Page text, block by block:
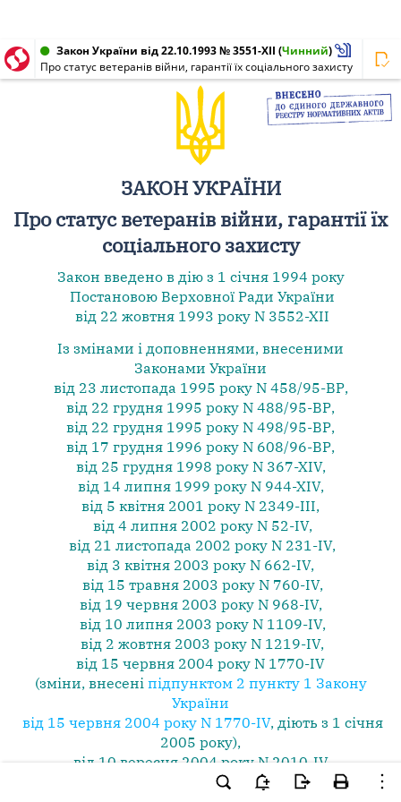
Закон України від 22.10.1993 № 3551-XII (Чинний)
Про статус ветеранів війни, гарантії їх соціального захисту